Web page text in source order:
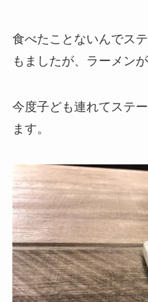
食べたことないんでス
もましたが、ラーメン
今度子ども連れてステ
ます。